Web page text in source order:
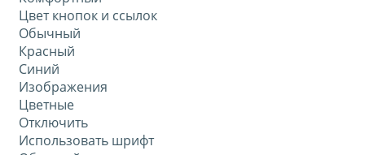
Цвет кнопок и ссылок
Обычный
Красный
Синий
Изображения
Цветные
Отключить
Использовать шрифт